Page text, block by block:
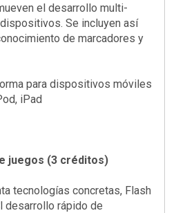
el desarrollo multi-
Se incluyen así
de marcadores y
para dispositivos móviles
iPad
juegos (3 créditos)
tecnologías concretas, Flash
desarrollo rápido de